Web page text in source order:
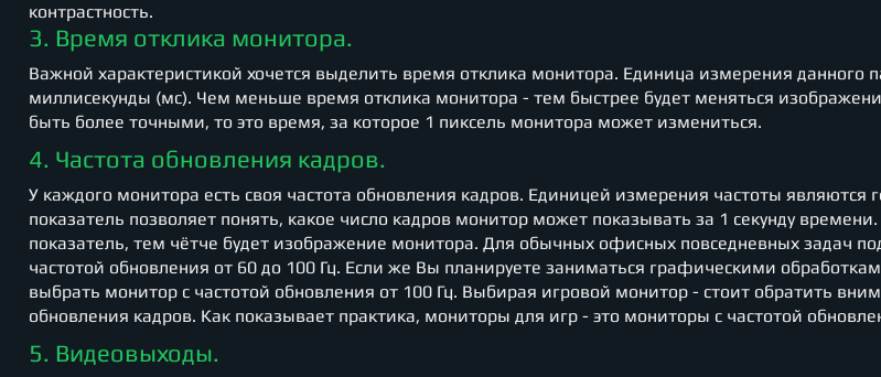
контрастность.
3. Время отклика монитора.
Важной характеристикой хочется выделить время отклика монитора. Единица измерения данного
миллисекунды (мс). Чем меньше время отклика монитора - тем быстрее будет меняться
быть более точными, то это время, за которое 1 пиксель монитора может измениться.
4. Частота обновления кадров.
У каждого монитора есть своя частота обновления кадров. Единицей измерения частоты являются
показатель позволяет понять, какое число кадров монитор может показывать за 1 секунду
показатель, тем чётче будет изображение монитора. Для обычных офисных повседневных задач
частотой обновления от 60 до 100 Гц. Если же Вы планируете заниматься графическими
выбрать монитор с частотой обновления от 100 Гц. Выбирая игровой монитор - стоит обратить
обновления кадров. Как показывает практика, мониторы для игр - это мониторы с частотой
5. Видеовыходы.